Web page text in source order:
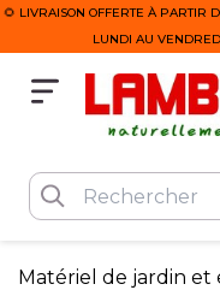
🌻 LIVRAISON OFFERTE À PARTIR
LUNDI AU
Matériel de jardin et